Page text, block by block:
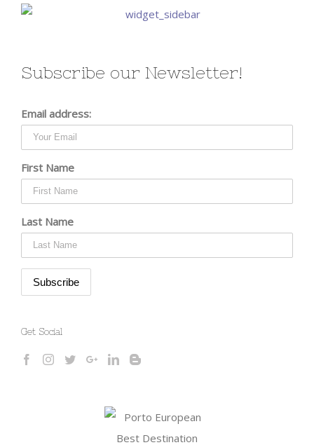
Subscribe our Newsletter!
Email address:
First Name
Last Name
Get Social